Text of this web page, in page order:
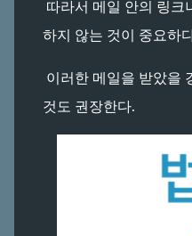
따라서 메일 안의 링크
하지 않는 것이 중요하
이러한 메일을 받았을
것도 권장한다.